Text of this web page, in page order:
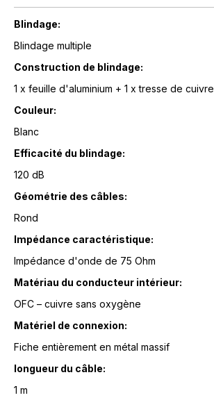
Blindage:
Blindage multiple
Construction de blindage:
1 x feuille d'aluminium + 1 x tresse de cuivre
Couleur:
Blanc
Efficacité du blindage:
120 dB
Géométrie des câbles:
Rond
Impédance caractéristique:
Impédance d'onde de 75 Ohm
Matériau du conducteur intérieur:
OFC – cuivre sans oxygène
Matériel de connexion:
Fiche entièrement en métal massif
longueur du câble:
1 m